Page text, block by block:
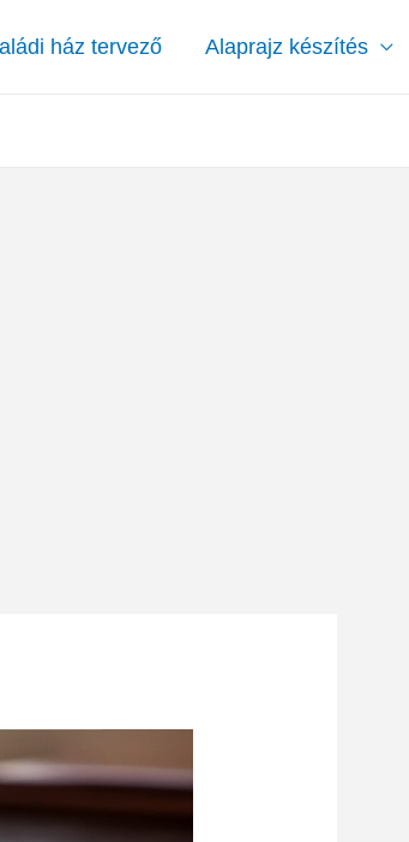
ház tervező Alaprajz készítés